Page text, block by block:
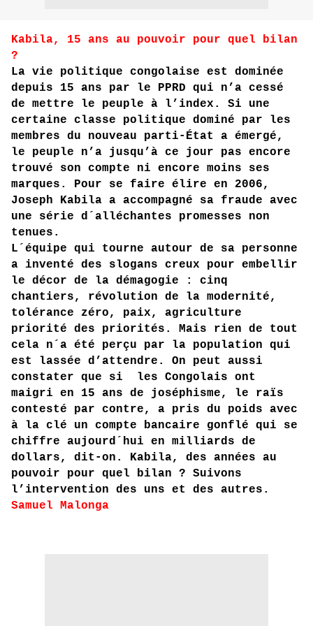
Kabila, 15 ans au pouvoir pour quel bilan
?
La vie politique congolaise est dominée
depuis 15 ans par le PPRD qui n’a cessé
de mettre le peuple à l’index. Si une
certaine classe politique dominé par les
membres du nouveau parti-État a émergé,
le peuple n’a jusqu’à ce jour pas encore
trouvé son compte ni encore moins ses
marques. Pour se faire élire en 2006,
Joseph Kabila a accompagné sa fraude avec
une série d´alléchantes promesses non
tenues.
L´équipe qui tourne autour de sa personne
a inventé des slogans creux pour embellir
le décor de la démagogie : cinq
chantiers, révolution de la modernité,
tolérance zéro, paix, agriculture
priorité des priorités. Mais rien de tout
cela n´a été perçu par la population qui
est lassée d’attendre. On peut aussi
constater que si les Congolais ont
maigri en 15 ans de joséphisme, le raïs
contesté par contre, a pris du poids avec
à la clé un compte bancaire gonflé qui se
chiffre aujourd´hui en milliards de
dollars, dit-on. Kabila, des années au
pouvoir pour quel bilan ? Suivons
l’intervention des uns et des autres.
Samuel Malonga